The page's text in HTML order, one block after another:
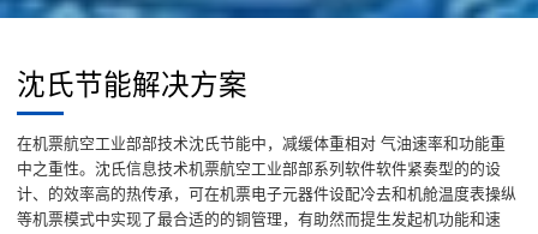
沈氏节能解决方案
在机票航空工业部部技术沈氏节能中，减缓体重相对 气油速率和功能重
中之重性。沈氏信息技术机票航空工业部部系列软件软件紧奏型的的设
计、的效率高的热传承，可在机票电子元器件设配冷去和机舱温度表操纵
等机票模式中实现了最合适的的铜管理，有助然而提生发起机功能和速